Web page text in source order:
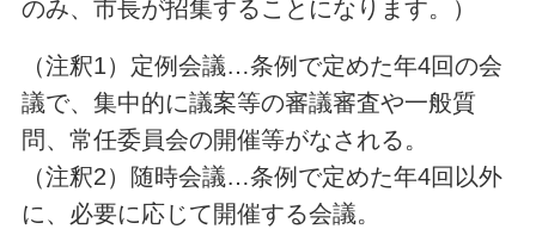
のみ、市長が招集することになります。）
（注釈1）定例会議…条例で定めた年4回の会
議で、集中的に議案等の審議審査や一般質
問、常任委員会の開催等がなされる。
（注釈2）随時会議…条例で定めた年4回以外
に、必要に応じて開催する会議。